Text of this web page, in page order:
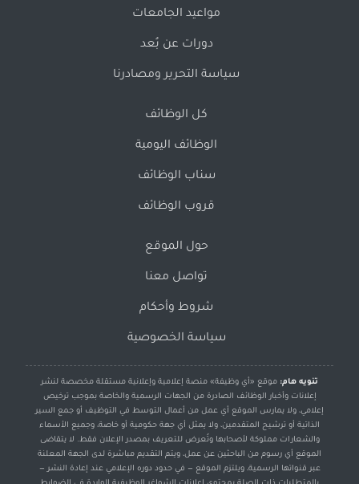
مواعيد الجامعات
دورات عن بُعد
سياسة التحرير ومصادرنا
كل الوظائف
الوظائف اليومية
سناب الوظائف
قروب الوظائف
حول الموقع
تواصل معنا
شروط وأحكام
سياسة الخصوصية
تنويه هام: موقع «أي وظيفة» منصة إعلامية وإعلانية مستقلة مخصصة لنشر
إعلانات وأخبار الوظائف الصادرة من الجهات الرسمية والخاصة بموجب ترخيص
إعلامي، ولا يمارس الموقع أي عمل من أعمال التوسط في التوظيف أو جمع السير
الذاتية أو ترشيح المتقدمين، ولا يمثل أي جهة حكومية أو خاصة، وجميع الأسماء
والشعارات مملوكة لأصحابها وتُعرض للتعريف بمصدر الإعلان فقط. لا يتقاضى
الموقع أي رسوم من الباحثين عن عمل، ويتم التقديم مباشرة لدى الجهة المعلنة
عبر قنواتها الرسمية، ويلتزم الموقع — في حدود دوره الإعلامي عند إعادة النشر —